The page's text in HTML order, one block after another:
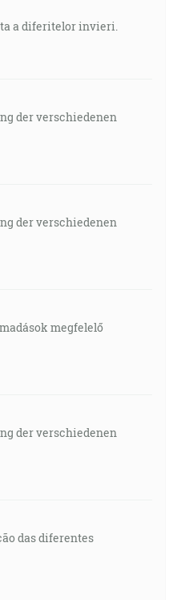
a diferitelor invieri.
der verschiedenen
der verschiedenen
megfelelő
der verschiedenen
das diferentes